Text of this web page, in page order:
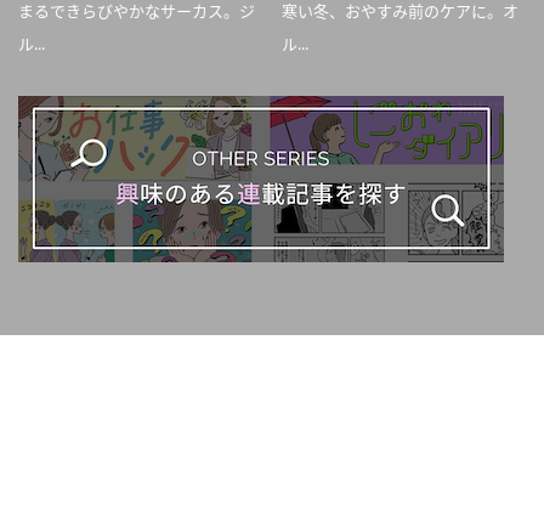
まるできらびやかなサーカス。ジ
ル...
寒い冬、おやすみ前のケアに。オ
ル...